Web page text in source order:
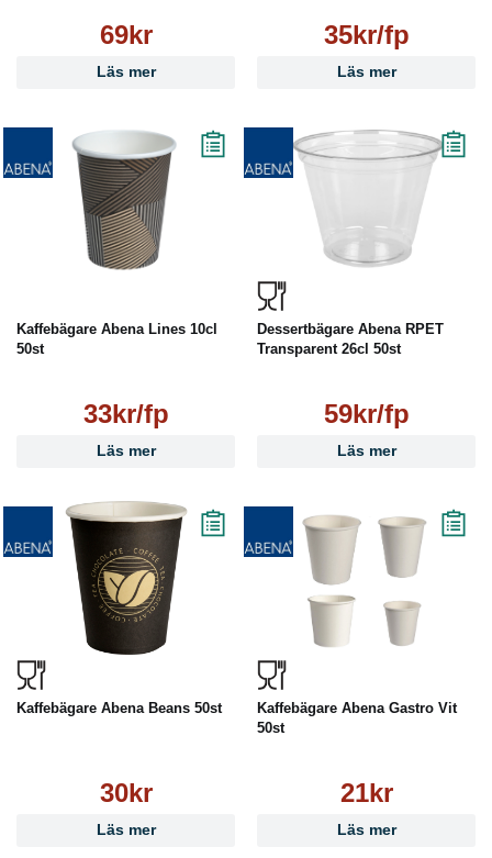
69kr
Läs mer
35kr/fp
Läs mer
Kaffebägare Abena Lines 10cl
50st
33kr/fp
Läs mer
Dessertbägare Abena RPET
Transparent 26cl 50st
59kr/fp
Läs mer
Kaffebägare Abena Beans 50st
30kr
Läs mer
Kaffebägare Abena Gastro Vit
50st
21kr
Läs mer